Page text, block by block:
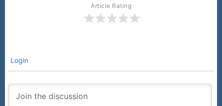
Article Rating
Login